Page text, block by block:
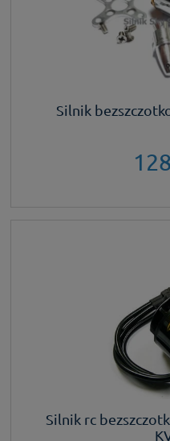
Silnik
Silnik rc